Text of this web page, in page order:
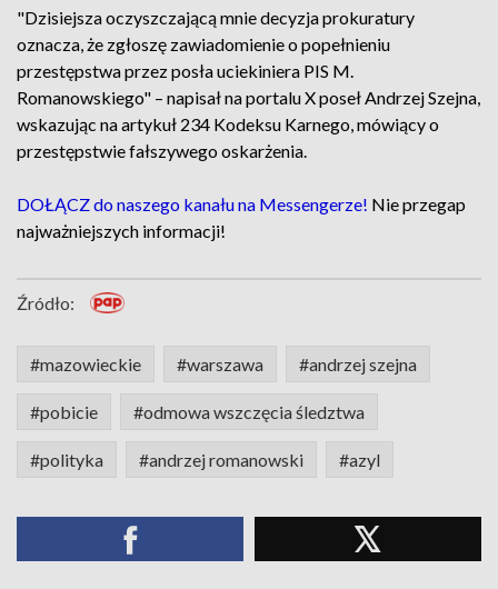
"Dzisiejsza oczyszczającą mnie decyzja prokuratury
oznacza, że zgłoszę zawiadomienie o popełnieniu
przestępstwa przez posła uciekiniera PIS M.
Romanowskiego" – napisał na portalu X poseł Andrzej Szejna,
wskazując na artykuł 234 Kodeksu Karnego, mówiący o
przestępstwie fałszywego oskarżenia.
DOŁĄCZ do naszego kanału na Messengerze! Nie przegap
najważniejszych informacji!
Źródło:
#mazowieckie #warszawa #andrzej szejna
#pobicie #odmowa wszczęcia śledztwa
#polityka #andrzej romanowski #azyl